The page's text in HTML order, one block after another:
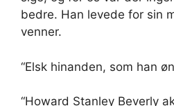
bedre. Han levede for sin
venner.
“Elsk hinanden, som han
“Howard Stanley Beverly